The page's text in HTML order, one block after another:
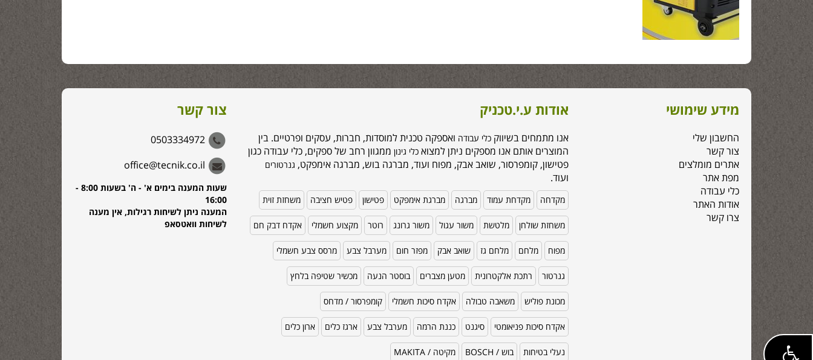
צור קשר
0503334972
office@tecnik.co.il
שעות המענה בימים א' - ה' בשעות 8:00 -
16:00
המענה ניתן לשיחות רגילות, אין מענה
לשיחות וואטסאפ
אודות ע.י.טכניק
אנו מתמחים בשיווקכלי עבודה ואספקה טכנית למוסדות, חברות, עסקים ופרטיים. בין
המוצרים אותם אנו מספקים ניתן למצואכלי גינון ממגוון רחב של ספקים, כלי עבודה כגון
פטישון, קומפרסור, שואב אבק, מפוח ועוד, מברגה בוש, מברגה אימפקט, גנרטורים
ועוד.
מקדחה מקדחת עמוד מברגה מברגת אימפקט פטישון פטיש חציבה משחזת זוית
משחזת שולחן מלטשת משור עגול משור גרונג רוטר מקצוע חשמלי אקדח דבק חם
מפוח מלחם מלחם גז שואב אבק מפזר חום מערבל צבע מרסס צבע חשמלי
גנרטור רתכת אלקטרונית מטען מצברים בוסטר הנעה מכשיר שטיפה בלחץ
מכונת פוליש משאבה טבולה אקדח סיכות חשמלי קומפרסור / מדחס
אקדח סיכות פניאומטי סיגנט כננת הרמה מערבל צבע ארגז כלים ארון כלים
נעלי בטיחות בוש / BOSCH מקיטה / MAKITA
מידע שימושי
החשבון שלי
צור קשר
אתרים מומלצים
מפת אתר
כלי עבודה
אודות האתר
צרו קשר